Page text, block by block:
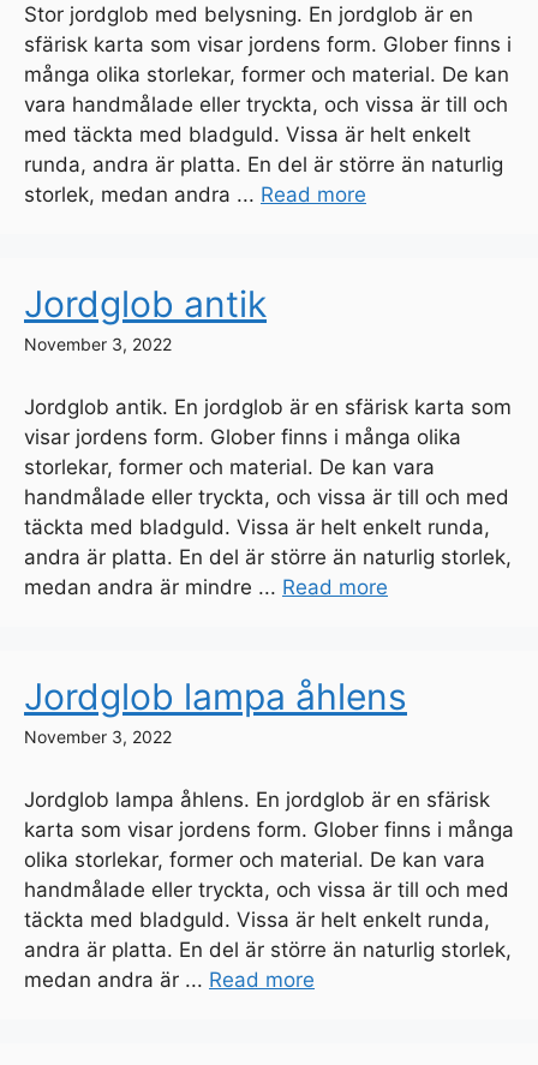
Stor jordglob med belysning. En jordglob är en
sfärisk karta som visar jordens form. Glober finns i
många olika storlekar, former och material. De kan
vara handmålade eller tryckta, och vissa är till och
med täckta med bladguld. Vissa är helt enkelt
runda, andra är platta. En del är större än naturlig
storlek, medan andra ... Read more
Jordglob antik
November 3, 2022
Jordglob antik. En jordglob är en sfärisk karta som
visar jordens form. Glober finns i många olika
storlekar, former och material. De kan vara
handmålade eller tryckta, och vissa är till och med
täckta med bladguld. Vissa är helt enkelt runda,
andra är platta. En del är större än naturlig storlek,
medan andra är mindre ... Read more
Jordglob lampa åhlens
November 3, 2022
Jordglob lampa åhlens. En jordglob är en sfärisk
karta som visar jordens form. Glober finns i många
olika storlekar, former och material. De kan vara
handmålade eller tryckta, och vissa är till och med
täckta med bladguld. Vissa är helt enkelt runda,
andra är platta. En del är större än naturlig storlek,
medan andra är ... Read more